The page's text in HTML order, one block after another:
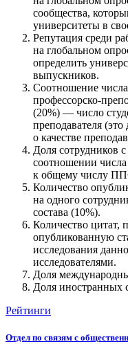
сообщества,
университеты в
Репутация среди
на глобальном
определить
выпускников.
Соотношение числа
профессорско-
(20%) — число
преподавателя
о качестве
Доля сотрудников
соотношении
к общему числу
Количество
на одного
состава (10%).
Количество цитат,
опубликованную
исследования
исследователями.
Доля
Доля иностранных
Рейтинги
Отдел по связям с